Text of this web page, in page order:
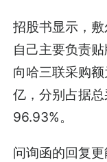
招股书显示，
自己主要负责
向哈三联采购
亿，分别占据
96.93%。
问询函的回复